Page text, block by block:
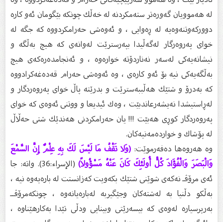
لە هەموویان گەورەتر ستەمكردنە لە خەڵك چونكە بێگومان ئەو كارە
دووركەوتنەوەیە لە ڕەوایى ، و ئەوەشى حەرامكردووە كە جگە لە
خواى پەروەرگار لەگەڵیدا بپەرسترێت لەوانەى كە هیچ بەڵگە و
نیشانەیەكى لەسەر نەناردۆتە خوارەوە ، و ئەنجامدەرەكەى هیچ
بەڵگەیەكى نیە بۆ ئەو كارەى ، وە ئەوەشى حەرام قەدەغەكرادووە
كە بەدرۆ و شتێك هەڵببەسترێت و بدرێتە پاڵ خواى پەروەردگار و
لەڕاستیشدا نەیشەرعاندبێت ، وەك ئیدیعا و ووتنى ئەوەى كە خواى
پەروەردگار كوڕى هەبێت !!! یان حەرامكردنى هەندێك شتى حەڵاڵ
لە پۆشاك و خواردەمەنیەكان.
وە هەروەها دەفەرموێت:(وَلا تَقْفُ مَا لَيْسَ لَكَ بِهِ عِلْمٌ إِنَّ السَّمْعَ
وَالْبَصَرَ وَالْفُؤَادَ كُلُّ أُولَئِكَ كَانَ عَنْهُ مَسْؤُولاً)
(الإسراء:36). واتە: جا
ئەى مرۆڤـ نەكەى شوێنى شتێك بكەویت كەزانستت لە بارەیەوە نیە ،
بەڵكو دڵنیا بە لەشتەكان وجێگیربە لەبارەیانەوە ، چونكەمرۆڤــ
بەرپرسیارە لەوەى كە بیسەرێتى وبینایى ودڵى تێدا بەكارهێناوە ،